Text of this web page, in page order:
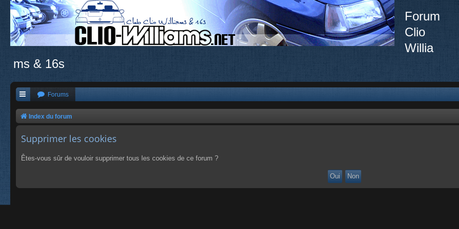
Forum
Clio
Willia
ms & 16s
Forums
Index du forum
Supprimer les cookies
Êtes-vous sûr de vouloir supprimer tous les cookies de ce forum ?